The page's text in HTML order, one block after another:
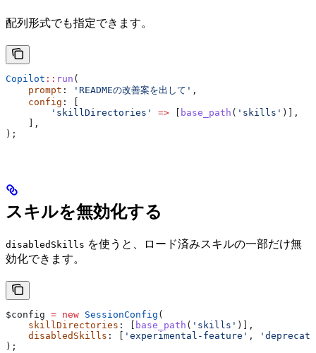
配列形式でも指定できます。
Copilot :: run (
    prompt
: 'READMEの改善案を出して' ,
    config
: [
        'skillDirectories'
=> base_path ( 'skills' )],
    ],
);
スキルを無効化する
disabledSkills を使うと、ロード済みスキルの一部だけ無
効化できます。
$config = new SessionConfig (
    skillDirectories
: [ base_path ( 'skills' )],
    disabledSkills
: [ 'experimental-feature' ,
);